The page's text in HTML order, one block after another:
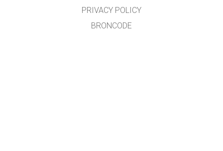
PRIVACY POLICY
BRONCODE